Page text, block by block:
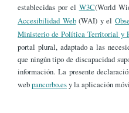
establecidas por el W3C(World
Accesibilidad Web(WAI) y el
Ministerio de Política Territorial y
portal plural, adaptado a las
que ningún tipo de discapacidad
información. La presente
webpancorbo.esy la aplicación